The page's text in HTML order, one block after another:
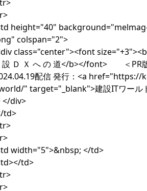
height="40"
colspan="2">
class="center"><font
Ｄ Ｘ へ の 道</b></font> ＜PR
配信 発行：<a href="https://
" target="_blank">建設ITワール
</div>
width="5">&nbsp; </td>
td>